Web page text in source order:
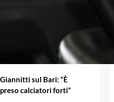
Giannitti sul Bari: “È
calciatori forti”